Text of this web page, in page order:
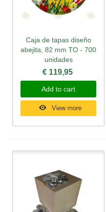
Caja de tapas diseño
abejita, 82 mm TO - 700
unidades
€ 119,95
Add to cart
View more